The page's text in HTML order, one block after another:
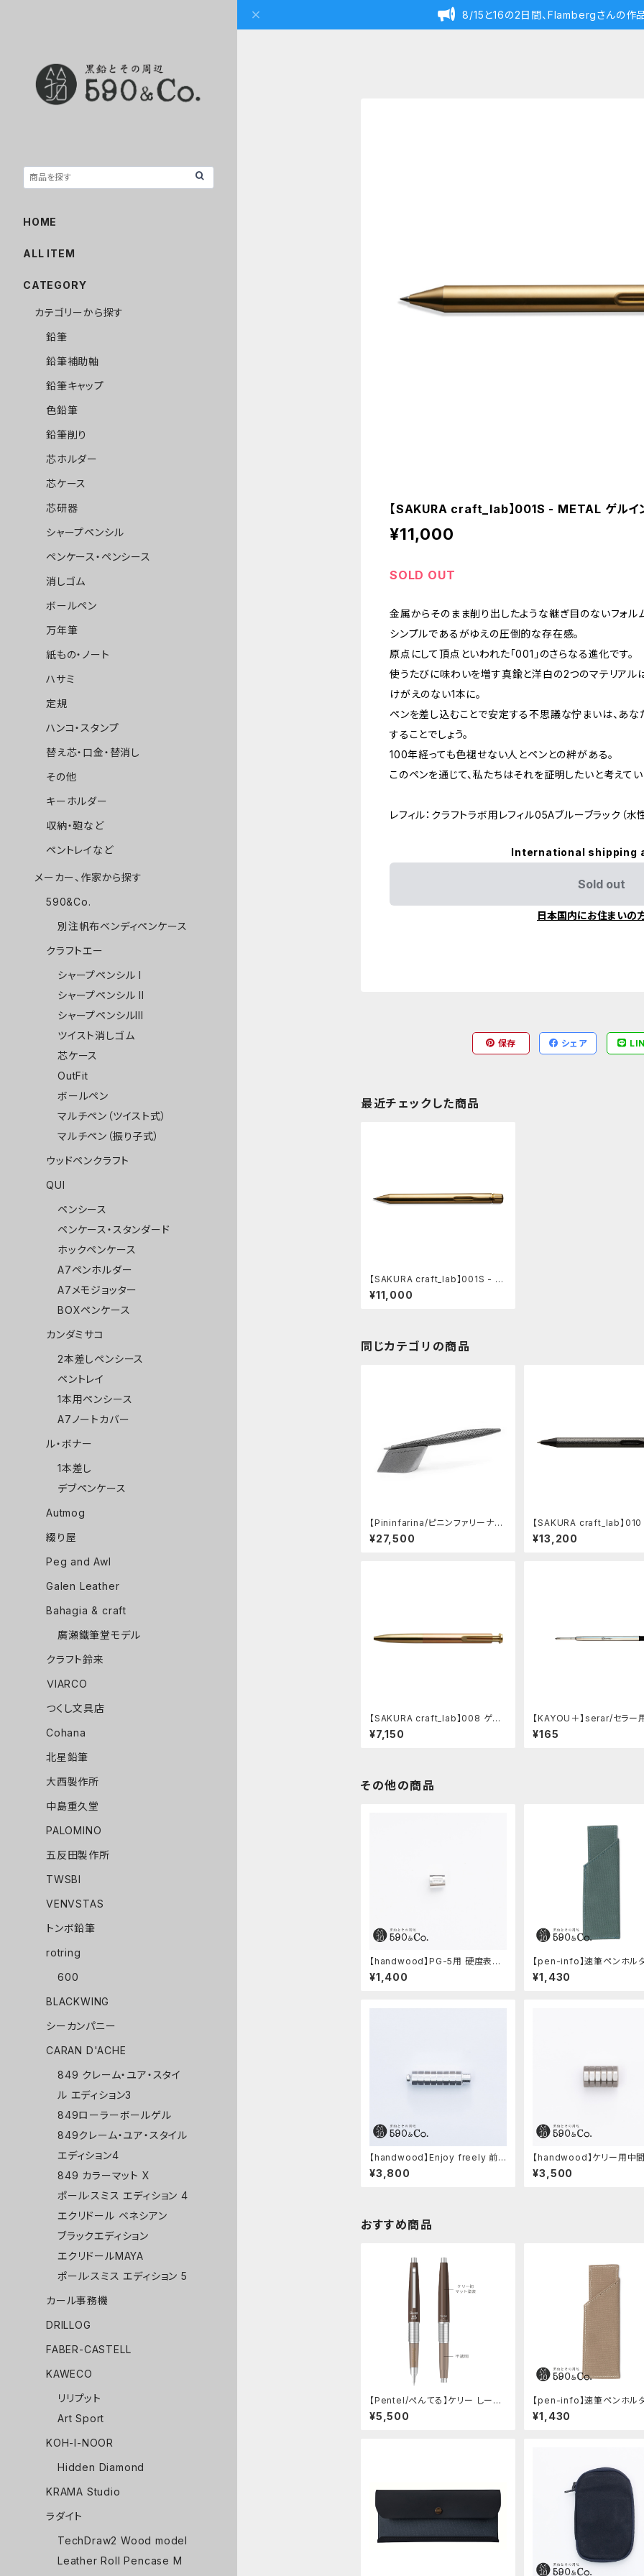
8/15と16の2日間、Flambergさんの作
【SAKURA craft_lab】001S - METAL ゲルイ
¥11,000
SOLD OUT
金属からそのまま削り出したような継ぎ目のないフォル
シンプルであるがゆえの圧倒的な存在感。
原点にして頂点といわれた「001」のさらなる進化です。
使うたびに味わいを増す真鍮と洋白の2つのマテリアル
けがえのない1本に。
ペンを差し込むことで安定する不思議な佇まいは、あな
することでしょう。
100年経っても色褪せない人とペンとの絆がある。
このペンを通じて、私たちはそれを証明したいと考えてい
レフィル：クラフトラボ用レフィル05Aブルーブラック（水
International shipping
Sold out
日本国内にお住まいの
保存 シェア
最近チェックした商品
【SAKURA craft_lab】001S - M
ETAL ゲルインキボールペン (ブラ
スゴールド)
¥11,000
同じカテゴリの商品
【Pininfarina/ピニンファリーナ】S
peedform (チタン)
¥27,500
【SAKURA craft_lab】010
インキボールペン (ハンマー
チャコール)
¥13,200
【SAKURA craft_lab】008 ゲル
インキボールペン (アシッドピンク)
¥7,150
【KAYOU＋】serar/セラー用
ル
¥165
その他の商品
【handwood】PG-5用 硬度表示
窓 (アルミ/長方形)
¥1,400
【pen-info】速筆ペンホル
0&Co.別注色 (アクアブルー
¥1,430
【handwood】Enjoy freely 前
軸・八角形ストレート(ジュラルミ
ン)
¥3,800
【handwood】ケリー用中
ツ/カスタムグリップ (八角形/ステ
ンレス)
¥3,500
おすすめ商品
【Pentel/ぺんてる】ケリー しーさ
ーコラボ限定カラー
¥5,500
【pen-info】速筆ペンホル
0&Co.別注色 (ベージュ)
¥1,430
HOME
ALL ITEM
CATEGORY
カテゴリーから探す
鉛筆
鉛筆補助軸
鉛筆キャップ
色鉛筆
鉛筆削り
芯ホルダー
芯ケース
芯研器
シャープペンシル
ペンケース・ペンシース
消しゴム
ボールペン
万年筆
紙もの・ノート
ハサミ
定規
ハンコ・スタンプ
替え芯・口金・替消し
その他
キーホルダー
収納・鞄など
ペントレイなど
メーカー、作家から探す
590&Co.
別注帆布ベンディペンケース
クラフトエー
シャープペンシル I
シャープペンシル II
シャープペンシルIII
ツイスト消しゴム
芯ケース
OutFit
ボールペン
マルチペン（ツイスト式）
マルチペン（振り子式）
ウッドペンクラフト
QUI
ペンシース
ペンケース・スタンダード
ホックペンケース
A7ペンホルダー
A7メモジョッター
BOXペンケース
カンダミサコ
2本差しペンシース
ペントレイ
1本用ペンシース
A7ノートカバー
ル・ボナー
1本差し
デブペンケース
Autmog
綴り屋
Peg and Awl
Galen Leather
Bahagia & craft
廣瀬鐵筆堂モデル
クラフト鈴来
ＶIARCO
つくし文具店
Cohana
北星鉛筆
大西製作所
中島重久堂
PALOMINO
五反田製作所
TWSBI
VENVSTAS
トンボ鉛筆
rotring
600
BLACKWING
シーカンパニー
CARAN D'ACHE
849 クレーム・ユア・スタイ
ル エディション3
849ローラーボールゲル
849クレーム・ユア・スタイル
エディション4
849 カラーマット X
ポール·スミス エディション 4
エクリドール ベネシアン
ブラックエディション
エクリドールMAYA
ポール·スミス エディション 5
カール事務機
DRILLOG
FABER-CASTELL
KAWECO
リリプット
Art Sport
KOH-I-NOOR
Hidden Diamond
KRAMA Studio
ラダイト
TechDraw2 Wood model
Leather Roll Pencase M